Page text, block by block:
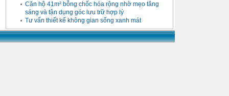
Căn hộ 41m² bỗng chốc hóa rộng nhờ mẹo tăng
sáng và tận dụng góc lưu trữ hợp lý
Tư vấn thiết kế không gian sống xanh mát